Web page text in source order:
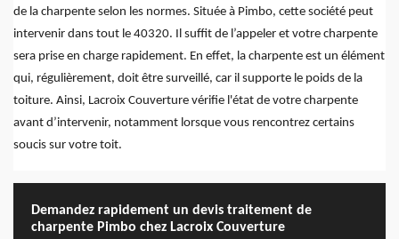
de la charpente selon les normes. Située à Pimbo, cette société peut
intervenir dans tout le 40320. Il suffit de l’appeler et votre charpente
sera prise en charge rapidement. En effet, la charpente est un élément
qui, régulièrement, doit être surveillé, car il supporte le poids de la
toiture. Ainsi, Lacroix Couverture vérifie l'état de votre charpente
avant d’intervenir, notamment lorsque vous rencontrez certains
soucis sur votre toit.
Demandez rapidement un devis traitement de
charpente Pimbo chez Lacroix Couverture